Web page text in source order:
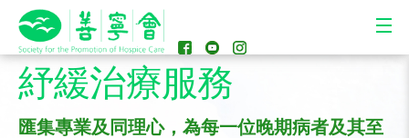
紓緩治療服務
匯集專業及同理心，為每一位晚期病者及其至